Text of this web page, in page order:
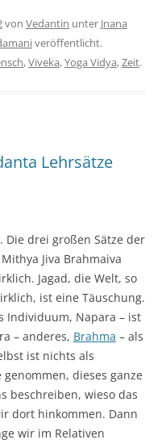
von Vedantin unter Jnana
veröffentlicht.
,Viveka,Yoga Vidya,Zeit.
Lehrsätze
. Die drei großen Sätze der
Mithya Jiva Brahmaiva
Jagad, die Welt, so
ist eine Täuschung.
Individuum, Napara – ist
– anderes, Brahma – als
ist nichts als
dieses ganze
beschreiben, wieso das
dort hinkommen. Dann
wir im Relativen